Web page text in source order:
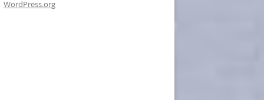
WordPress.org